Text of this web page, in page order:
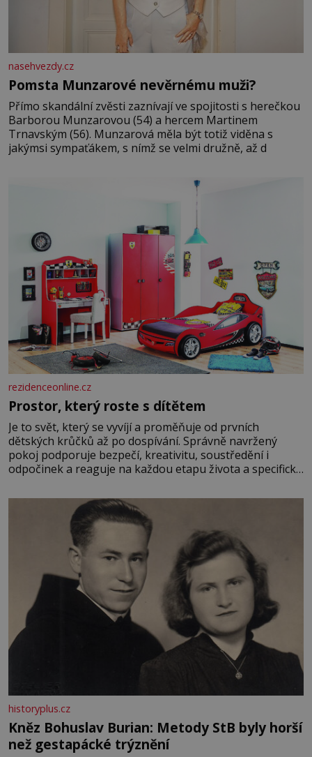
nasehvezdy.cz
Pomsta Munzarové nevěrnému muži?
Přímo skandální zvěsti zaznívají ve spojitosti s herečkou
Barborou Munzarovou (54) a hercem Martinem
Trnavským (56). Munzarová měla být totiž viděna s
jakýmsi sympaťákem, s nímž se velmi družně, až d
rezidenceonline.cz
Prostor, který roste s dítětem
Je to svět, který se vyvíjí a proměňuje od prvních
dětských krůčků až po dospívání. Správně navržený
pokoj podporuje bezpečí, kreativitu, soustředění i
odpočinek a reaguje na každou etapu života a specifické
měkkost a bezpečí, proto by pokoj miminka měl působit
především klidně a útulně. Předškolní věk je
historyplus.cz
Kněz Bohuslav Burian: Metody StB byly horší
než gestapácké trýznění